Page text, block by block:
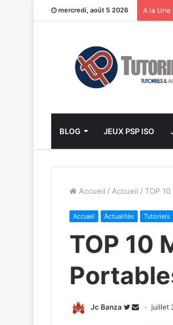
mercredi, août 5 2026 A la Une
BLOG JEUX PSP ISO
Accueil / Accueil / TOP
Accueil Actualités Tutoriels
TOP 10
Jc Banza juillet